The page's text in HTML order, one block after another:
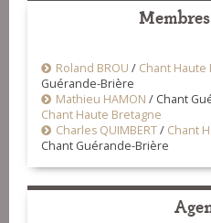
Roland BROU / Chant Haute
Guérande-Brière
Mathieu HAMON / Chant
Chant Haute Bretagne
Charles QUIMBERT/ Chant
Chant Guérande-Brière